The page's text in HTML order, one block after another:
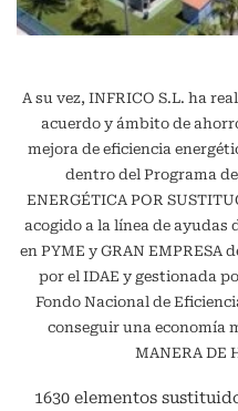
A su vez, INFRICO S.L. ha
acuerdo y ámbito de
mejora de eficiencia
dentro del Programa
ENERGÉTICA POR
acogido a la línea de ayudas
en PYME y GRAN
por el IDAE y gestionada
Fondo Nacional de
conseguir una economía
MANERA DE
1630 elementos